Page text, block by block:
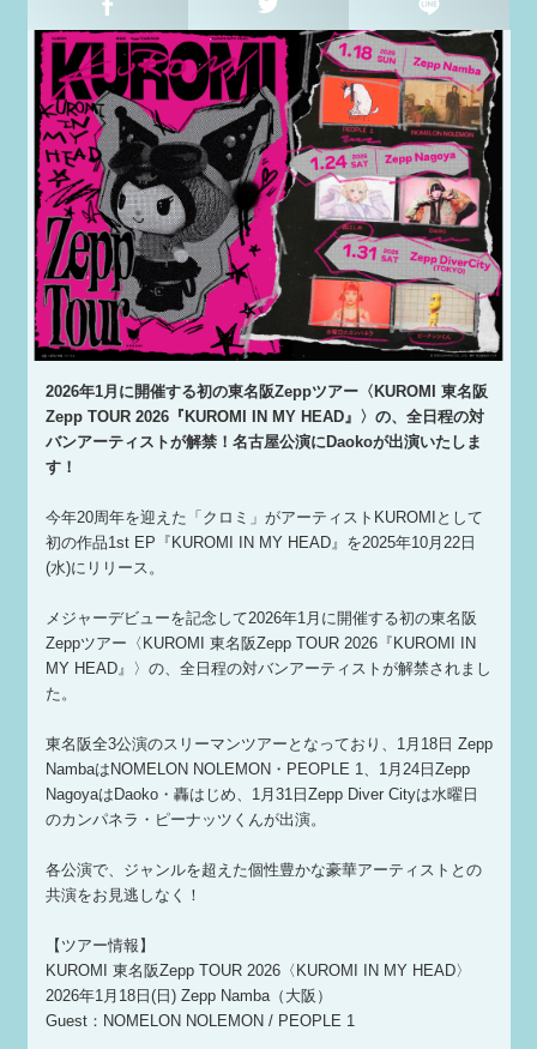
2026年1月に開催する初の東名阪Zeppツアー〈KUROMI 東名阪
Zepp TOUR 2026『KUROMI IN MY HEAD』〉の、全日程の対
バンアーティストが解禁！名古屋公演にDaokoが出演いたしま
す！
今年20周年を迎えた「クロミ」がアーティストKUROMIとして
初の作品1st EP『KUROMI IN MY HEAD』を2025年10月22日
(水)にリリース。
メジャーデビューを記念して2026年1月に開催する初の東名阪
Zeppツアー〈KUROMI 東名阪Zepp TOUR 2026『KUROMI IN
MY HEAD』〉の、全日程の対バンアーティストが解禁されまし
た。
東名阪全3公演のスリーマンツアーとなっており、1月18日 Zepp
NambaはNOMELON NOLEMON・PEOPLE 1、1月24日Zepp
NagoyaはDaoko・轟はじめ、1月31日Zepp Diver Cityは水曜日
のカンパネラ・ピーナッツくんが出演。
各公演で、ジャンルを超えた個性豊かな豪華アーティストとの
共演をお見逃しなく！
【ツアー情報】
KUROMI 東名阪Zepp TOUR 2026〈KUROMI IN MY HEAD〉
2026年1月18日(日) Zepp Namba（大阪）
Guest：NOMELON NOLEMON / PEOPLE 1